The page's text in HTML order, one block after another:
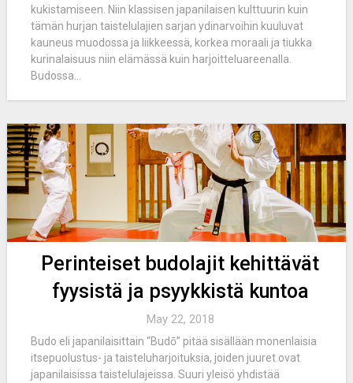
kukistamiseen. Niin klassisen japanilaisen kulttuurin kuin
tämän hurjan taistelulajien sarjan ydinarvoihin kuuluvat
kauneus muodossa ja liikkeessä, korkea moraali ja tiukka
kurinalaisuus niin elämässä kuin harjoitteluareenalla.
Budossa...
Perinteiset budolajit kehittävät
fyysistä ja psyykkistä kuntoa
May 22, 2018
Budo eli japanilaisittain “Budō” pitää sisällään monenlaisia
itsepuolustus- ja taisteluharjoituksia, joiden juuret ovat
japanilaisissa taistelulajeissa. Suuri yleisö yhdistää